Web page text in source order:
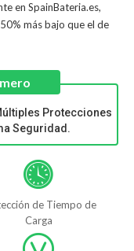
en SpainBateria.es,
más bajo que el de
Protecciones
Seguridad.
de Tiempo de
Carga